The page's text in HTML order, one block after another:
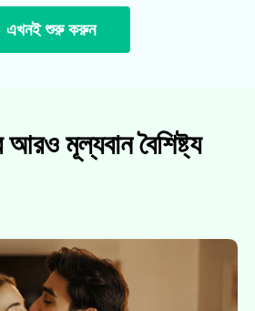
এখনই শুরু করুন
মূল্যবান বৈশিষ্ট্য